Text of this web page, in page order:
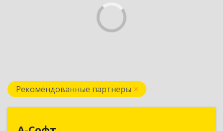
Рекомендованные партнеры